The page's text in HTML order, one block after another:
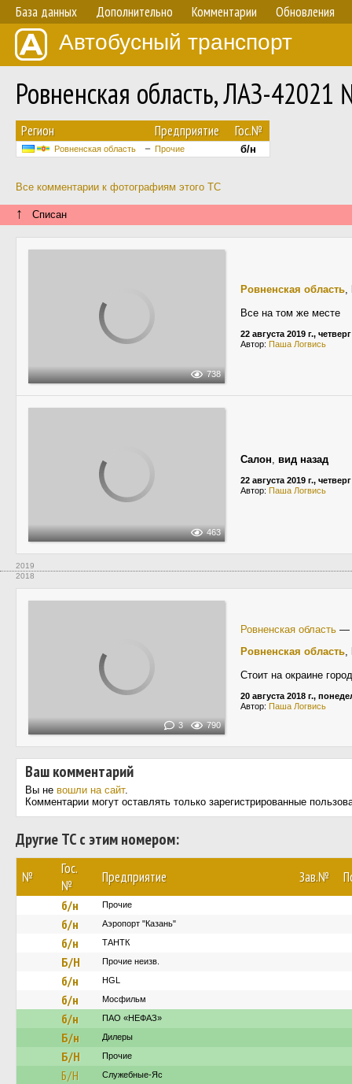
База данных Дополнительно Комментарии Обновления
Автобусный транспорт
Ровненская область, ЛАЗ-
Регион Предприятие Гос.№
Ровненская область Прочие б/н
Все комментарии к фотографиям этого ТС
↑ Списан
738
Ровненская область,
Все на том же месте
22 августа 2019 г., четверг
Автор: Паша Логвись
463
Салон, вид назад
22 августа 2019 г., четверг
Автор: Паша Логвись
2019
2018
3 790
Ровненская область —
Ровненская область,
Стоит на окраине
20 августа 2018 г.,
Автор: Паша Логвись
Ваш комментарий
Вы не вошли на сайт.
Комментарии могут оставлять только зарегистрированные
Другие ТС с этим номером:
№
Гос.
№
Предприятие Зав.№
б/н Прочие
б/н Аэропорт "Казань"
б/н ТАНТК
Б/Н Прочие неизв.
б/н HGL
б/н Мосфильм
б/н ПАО «НЕФАЗ»
Б/н Дилеры
Б/Н Прочие
Б/Н Служебные-Яс